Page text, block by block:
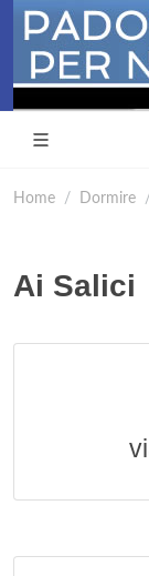
Home Dormire
Ai Salici